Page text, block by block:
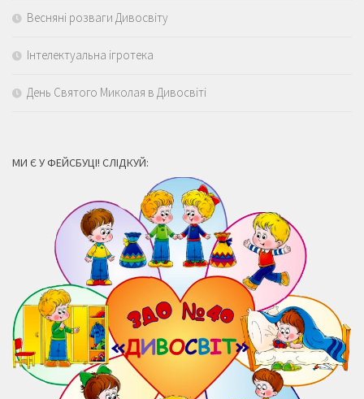
Весняні розваги Дивосвіту
Інтелектуальна ігротека
День Святого Миколая в Дивосвіті
МИ Є У ФЕЙСБУЦІ! СЛІДКУЙ: